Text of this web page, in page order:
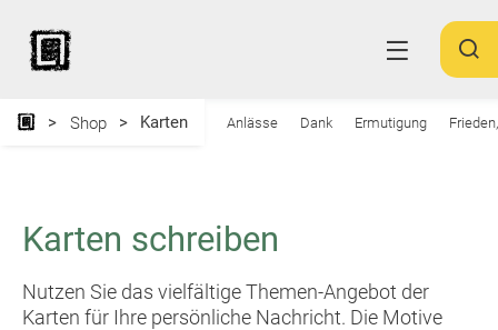
Shop Karten Anlässe Dank Ermutigung
Karten schreiben
Nutzen Sie das vielfältige Themen-Angebot der
Karten für Ihre persönliche Nachricht. Die Motive